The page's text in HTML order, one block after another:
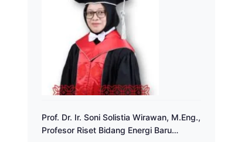
Prof. Dr. Ir. Soni Solistia Wirawan, M.Eng.,
Profesor Riset Bidang Energi Baru